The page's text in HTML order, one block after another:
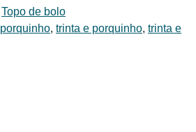
Topo de bolo
porquinho, trinta e porquinho, trinta e